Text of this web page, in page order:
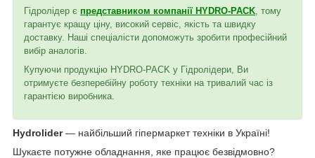
Гідролідер є представником компанії HYDRO-PACK , тому
гарантує кращу ціну, високий сервіс, якість та швидку
доставку. Наші спеціалісти допоможуть зробити професійний
вибір аналогів.
Купуючи продукцію HYDRO-PACK у Гідролідери, Ви
отримуєте безперебійну роботу техніки на тривалий час із
гарантією виробника.
Hydrolider— найбільший гіпермаркет техніки в Україні!
Шукаєте потужне обладнання, яке працює безвідмовно?